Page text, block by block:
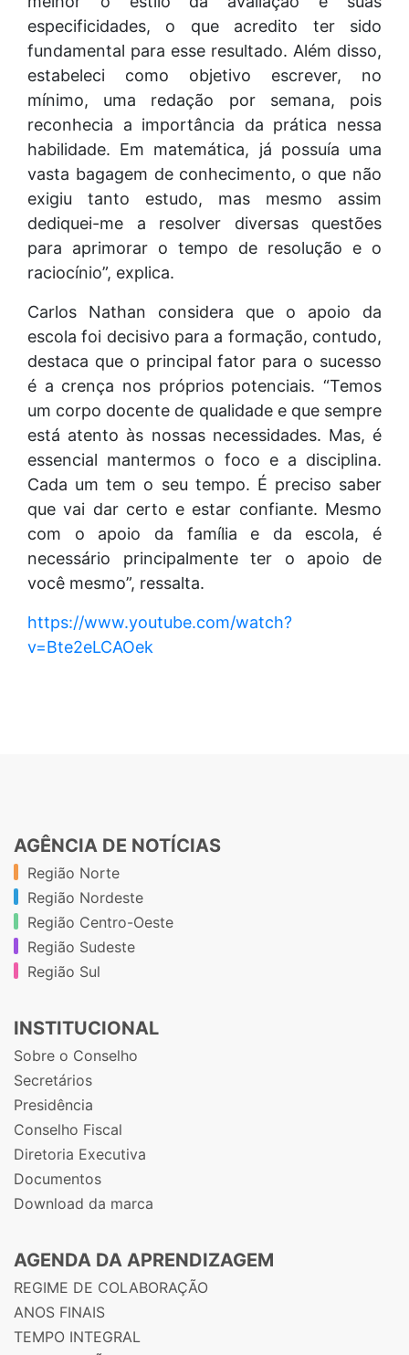
especificidades, o que acredito ter sido
fundamental para esse resultado. Além disso,
estabeleci como objetivo escrever, no
mínimo, uma redação por semana, pois
reconhecia a importância da prática nessa
habilidade. Em matemática, já possuía uma
vasta bagagem de conhecimento, o que não
exigiu tanto estudo, mas mesmo assim
dediquei-me a resolver diversas questões
para aprimorar o tempo de resolução e o
raciocínio”, explica.
Carlos Nathan considera que o apoio da
escola foi decisivo para a formação, contudo,
destaca que o principal fator para o sucesso
é a crença nos próprios potenciais. “Temos
um corpo docente de qualidade e que sempre
está atento às nossas necessidades. Mas, é
essencial mantermos o foco e a disciplina.
Cada um tem o seu tempo. É preciso saber
que vai dar certo e estar confiante. Mesmo
com o apoio da família e da escola, é
necessário principalmente ter o apoio de
você mesmo”, ressalta.
https://www.youtube.com/watch?
v=Bte2eLCAOek
AGÊNCIA DE NOTÍCIAS
Região Norte
Região Nordeste
Região Centro-Oeste
Região Sudeste
Região Sul
INSTITUCIONAL
Sobre o Conselho
Secretários
Presidência
Conselho Fiscal
Diretoria Executiva
Documentos
Download da marca
AGENDA DA APRENDIZAGEM
REGIME DE COLABORAÇÃO
ANOS FINAIS
TEMPO INTEGRAL